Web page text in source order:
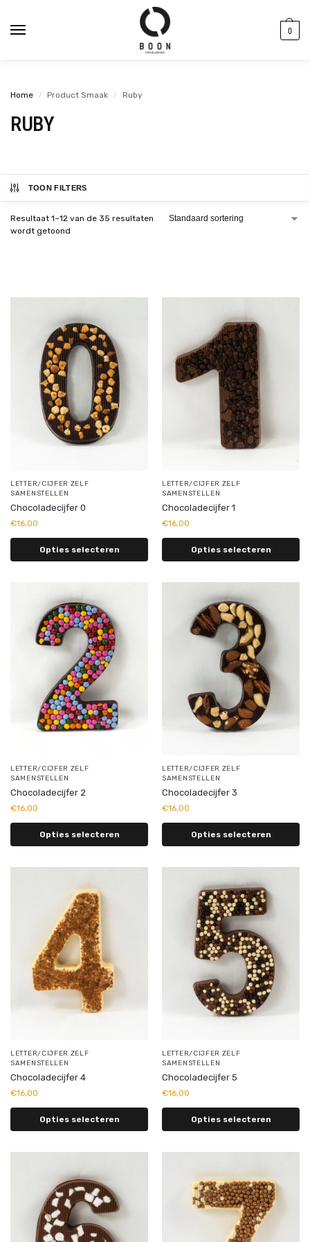
inhoud
0
Home / Product Smaak / Ruby
RUBY
TOON FILTERS
Resultaat 1–12 van de 35 resultaten
wordt getoond
LETTER/CIJFER ZELF
SAMENSTELLEN
Chocoladecijfer 0
€16,00
Opties selecteren
LETTER/CIJFER ZELF
SAMENSTELLEN
Chocoladecijfer 1
€16,00
Opties selecteren
LETTER/CIJFER ZELF
SAMENSTELLEN
Chocoladecijfer 2
€16,00
Opties selecteren
LETTER/CIJFER ZELF
SAMENSTELLEN
Chocoladecijfer 3
€16,00
Opties selecteren
LETTER/CIJFER ZELF
SAMENSTELLEN
Chocoladecijfer 4
€16,00
Opties selecteren
LETTER/CIJFER ZELF
SAMENSTELLEN
Chocoladecijfer 5
€16,00
Opties selecteren